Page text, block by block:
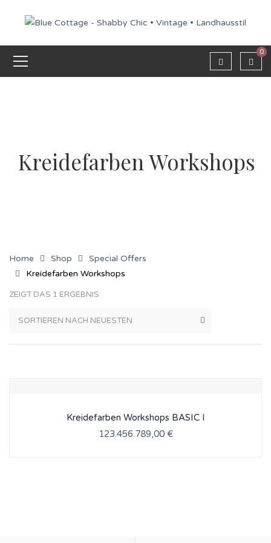
0
Kreidefarben Workshops
Home Shop
Special Offers
Kreidefarben Workshops
ZEIGT DAS 1 ERGEBNIS
Kreidefarben Workshops BASIC I
123.456.789,00 €